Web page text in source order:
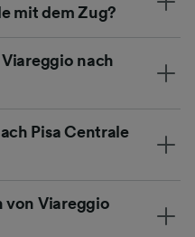
mit dem Zug?
nach
Pisa Centrale
von Viareggio